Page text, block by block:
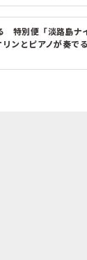
特別便「淡路島ナ
ンとピアノが奏で